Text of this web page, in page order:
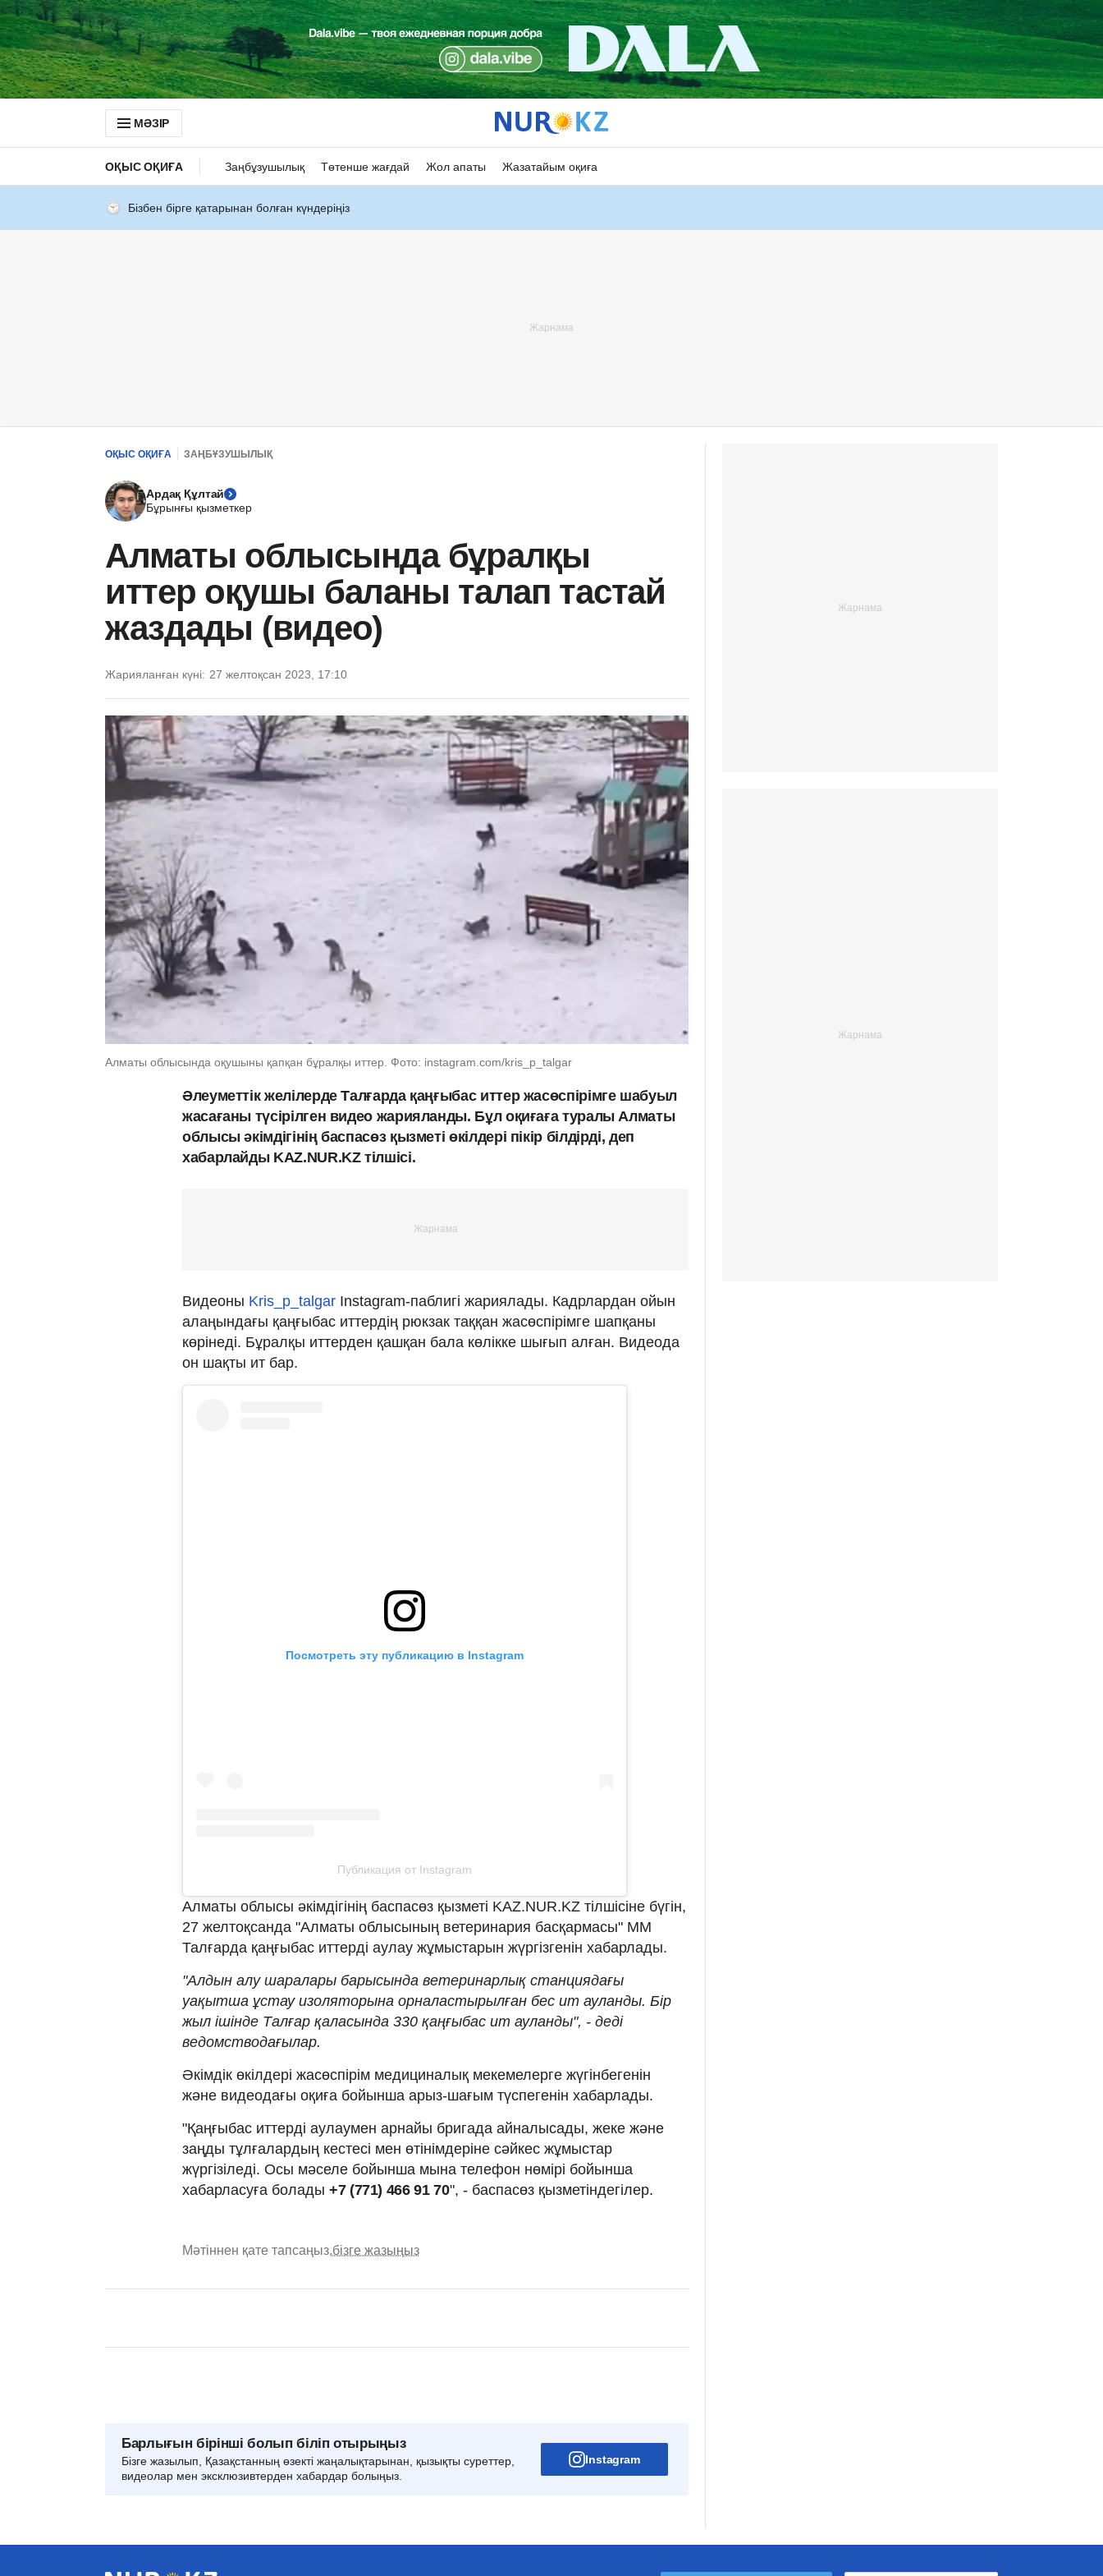
МӘЗІР
ОҚЫС ОҚИҒА Заңбұзушылық Төтенше жағдай Жол апаты Жазатайым оқиға
Бізбен бірге қатарынан болған күндеріңіз
ОҚЫС ОҚИҒА ЗАҢБҰЗУШЫЛЫҚ
Ардақ Құлтай
Бұрынғы қызметкер
Алматы облысында бұралқы
иттер оқушы баланы талап тастай
жаздады (видео)
Жарияланған күні: 27 желтоқсан 2023, 17:10
Алматы облысында оқушыны қапқан бұралқы иттер. Фото: instagram.com/kris_p_talgar
Әлеуметтік желілерде Талғарда қаңғыбас иттер жасөспірімге шабуыл
жасағаны түсірілген видео жарияланды. Бұл оқиғаға туралы Алматы
облысы әкімдігінің баспасөз қызметі өкілдері пікір білдірді, деп
хабарлайды KAZ.NUR.KZ тілшісі.
Видеоны Kris_p_talgar Instagram-паблигі жариялады. Кадрлардан ойын
алаңындағы қаңғыбас иттердің рюкзак таққан жасөспірімге шапқаны
көрінеді. Бұралқы иттерден қашқан бала көлікке шығып алған. Видеода
он шақты ит бар.
Посмотреть эту публикацию в Instagram
Публикация от Instagram
Алматы облысы әкімдігінің баспасөз қызметі KAZ.NUR.KZ тілшісіне бүгін,
27 желтоқсанда "Алматы облысының ветеринария басқармасы" ММ
Талғарда қаңғыбас иттерді аулау жұмыстарын жүргізгенін хабарлады.
"Алдын алу шаралары барысында ветеринарлық станциядағы
уақытша ұстау изоляторына орналастырылған бес ит ауланды. Бір
жыл ішінде Талғар қаласында 330 қаңғыбас ит ауланды", - деді
ведомстводағылар.
Әкімдік өкілдері жасөспірім медициналық мекемелерге жүгінбегенін
және видеодағы оқиға бойынша арыз-шағым түспегенін хабарлады.
"Қаңғыбас иттерді аулаумен арнайы бригада айналысады, жеке және
заңды тұлғалардың кестесі мен өтінімдеріне сәйкес жұмыстар
жүргізіледі. Осы мәселе бойынша мына телефон нөмірі бойынша
хабарласуға болады +7 (771) 466 91 70", - баспасөз қызметіндегілер.
Мәтіннен қате тапсаңыз,бізге жазыңыз
Барлығын бірінші болып біліп отырыңыз
Бізге жазылып, Қазақстанның өзекті жаңалықтарынан, қызықты суреттер,
видеолар мен эксклюзивтерден хабардар болыңыз.
Instagram